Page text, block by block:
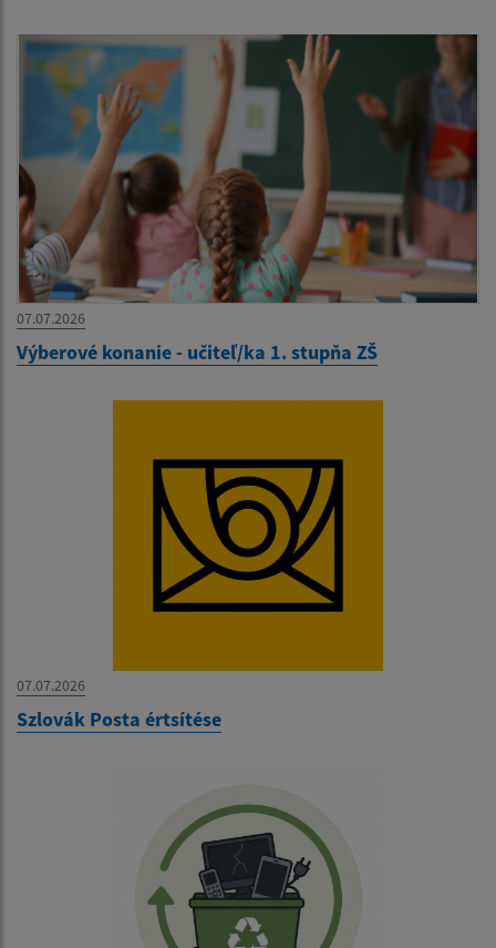
07.07.2026
Výberové konanie - učiteľ/ka 1. stupňa ZŠ
07.07.2026
Szlovák Posta értsítése